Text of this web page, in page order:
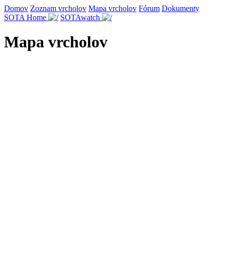
Domov Zoznam vrcholov Mapa vrcholov Fórum Dokumenty
SOTA Home
SOTAwatch
Mapa vrcholov